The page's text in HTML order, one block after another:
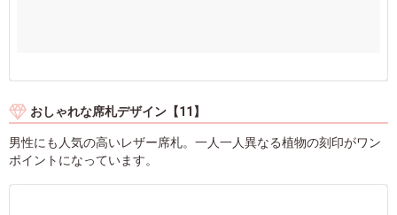
おしゃれな席札デザイン【11】
男性にも人気の高いレザー席札。一人一人異なる植物の刻印がワン
ポイントになっています。